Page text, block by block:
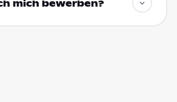
mich bewerben?